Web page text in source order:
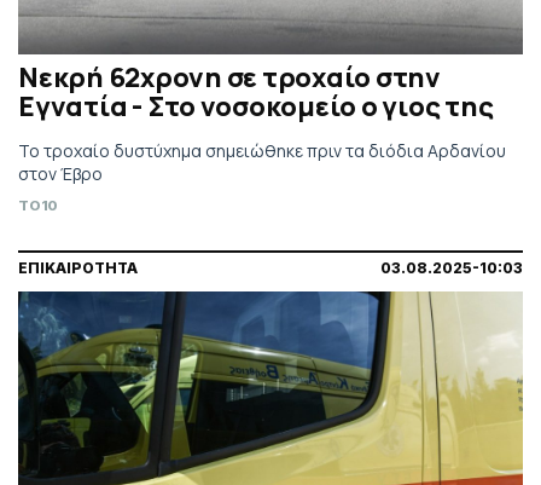
Νεκρή 62χρονη σε τροχαίο στην
Εγνατία - Στο νοσοκομείο ο γιος της
Το τροχαίο δυστύχημα σημειώθηκε πριν τα διόδια Αρδανίου
στον Έβρο
TO10
ΕΠΙΚΑΙΡΟΤΗΤΑ 03.08.2025-10:03